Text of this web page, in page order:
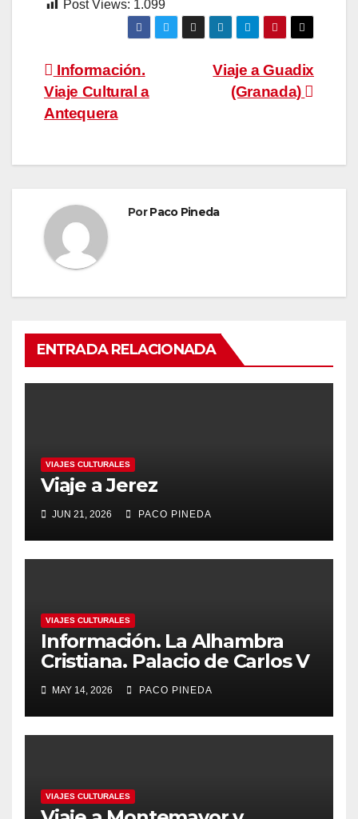
Post Views: 1.099
Navegación
de
Viaje a Guadix
(Granada)
Información.
Viaje Cultural a
Antequera
PorPaco Pineda
ENTRADA RELACIONADA
VIAJES CULTURALES
Viaje a Jerez
JUN 21, 2026 PACO PINEDA
VIAJES CULTURALES
Información. La Alhambra
Cristiana. Palacio de Carlos V
MAY 14, 2026 PACO PINEDA
VIAJES CULTURALES